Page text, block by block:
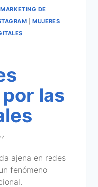
MARKETING DE
|MUJERES
las
ajena en redes
fenómeno